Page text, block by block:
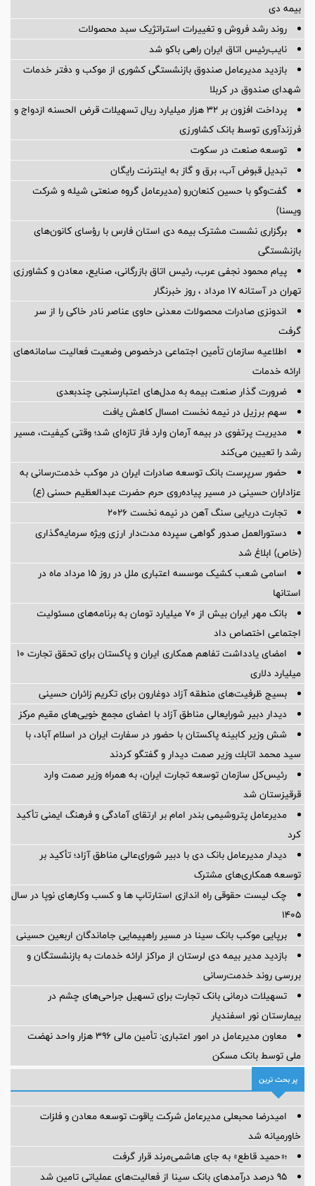
بیمه دی
روند رشد فروش و تغییرات استراتژیک سبد محصولات
نایب‌رئیس اتاق ایران راهی باکو شد
بازدید مدیرعامل صندوق بازنشستگی کشوری از موکب و دفتر خدمات
شهدای صندوق در کربلا
پرداخت افزون بر 32 هزار میلیارد ریال تسهیلات قرض الحسنه ازدواج و
فرزندآوری توسط بانک کشاورزی
توسعه صنعت در سکوت
تبدیل قبوض آب، برق و گاز به اینترنت رایگان
گفت‌وگو با حسین كنعان‌رو (مدیرعامل گروه صنعتی شیله و شركت
ویسنا)
برگزاری نشست مشترک بیمه دی استان فارس با رؤسای کانون‌های
بازنشستگی
پیام محمود نجفی عرب، رئیس اتاق بازرگانی، صنایع، معادن و کشاورزی
تهران در آستانه 17 مرداد ، روز خبرنگار
اندونزی صادرات محصولات معدنی حاوی عناصر نادر خاکی را از سر
گرفت
اطلاعیه سازمان تأمین اجتماعی درخصوص وضعیت فعالیت سامانه‌های
ارائه خدمات
ضرورت گذار صنعت بیمه به مدل‌های اعتبارسنجی چندبعدی
سهم برزیل در نیمه نخست امسال کاهش یافت
مدیریت پرتفوی در بیمه آرمان وارد فاز تازه‌ای شد؛ وقتی کیفیت، مسیر
رشد را تعیین می‌کند
حضور سرپرست بانک توسعه صادرات ایران در موکب خدمت‌رسانی به
عزاداران حسینی در مسیر پیاده‌روی حرم حضرت عبدالعظیم حسنی (ع)
تجارت دریایی سنگ آهن در نیمه نخست ۲۰۲۶
دستورالعمل صدور گواهی سپرده مدت‌دار ارزی ویژه سرمایه‌گذاری
(خاص) ابلاغ شد
اسامی شعب کشیک موسسه اعتباری ملل در روز 15 مرداد ماه در
استانها
بانک مهر ایران بیش از ۷۰ میلیارد تومان به برنامه‌های مسئولیت
اجتماعی اختصاص داد
امضای یادداشت تفاهم همکاری ایران و پاکستان برای تحقق تجارت ۱۰
میلیارد دلاری
بسیج ظرفیت‌های منطقه آزاد دوغارون برای تکریم زائران حسینی
دیدار دبیر شورایعالی مناطق آزاد با اعضای مجمع خویی‌های مقیم مرکز
شش وزیر کابینه پاکستان با حضور در سفارت ایران در اسلام آباد، با
سيد محمد اتابك وزير صمت ديدار و گفتگو كردند
رئیس‌کل سازمان توسعه تجارت ایران، به همراه وزیر صمت وارد
قرقیزستان شد
مدیرعامل پتروشیمی بندر امام بر ارتقای آمادگی و فرهنگ ایمنی تأکید
کرد
دیدار مدیرعامل بانک دی با دبیر شورای‌عالی مناطق آزاد؛ تأکید بر
توسعه همکاری‌های مشترک
چک لیست حقوقی راه اندازی استارتاپ ها و کسب وکارهای نوپا در سال
۱۴۰۵
برپایی موکب بانک سینا در مسیر راهپیمایی جاماندگان اربعین حسینی
بازدید مدیر بیمه دی لرستان از مراکز ارائه خدمات به بازنشستگان و
بررسی روند خدمت‌رسانی
تسهیلات درمانی بانک تجارت برای تسهیل جراحی‌های چشم در
بیمارستان نور اسفندیار
معاون مدیرعامل در امور اعتباری: تأمین مالی ۳۹۶ هزار واحد نهضت
ملی توسط بانک مسکن
پر بحث ترین
امیدرضا محبعلی مدیرعامل شرکت یاقوت توسعه معادن و فلزات
خاورمیانه شد
؛«حمید قاطع» به جای هاشمی‌مرند قرار گرفت
95 درصد درآمدهای بانک سینا از فعالیت‌های عملیاتی تامین شد